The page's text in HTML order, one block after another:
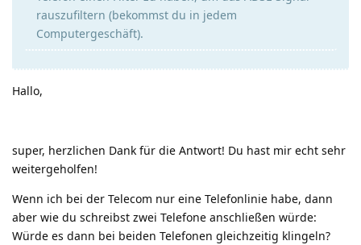
rauszufiltern (bekommst du in jedem
Computergeschäft).
Hallo,
super, herzlichen Dank für die Antwort! Du hast mir echt sehr
weitergeholfen!
Wenn ich bei der Telecom nur eine Telefonlinie habe, dann
aber wie du schreibst zwei Telefone anschließen würde:
Würde es dann bei beiden Telefonen gleichzeitig klingeln?